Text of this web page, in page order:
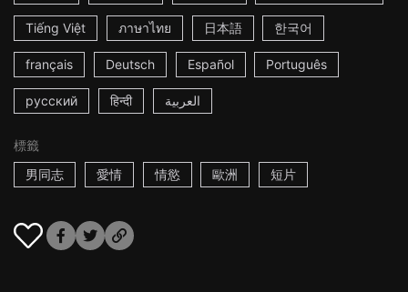
Tiếng Việt ภาษาไทย 日本語 한국어
français Deutsch Español Português
русский हिन्दी العربية
標籤
男同志
愛情 情慾 歐洲 短片